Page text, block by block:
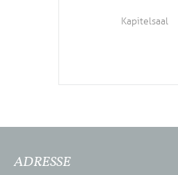
Kapitelsaal
ADRESSE